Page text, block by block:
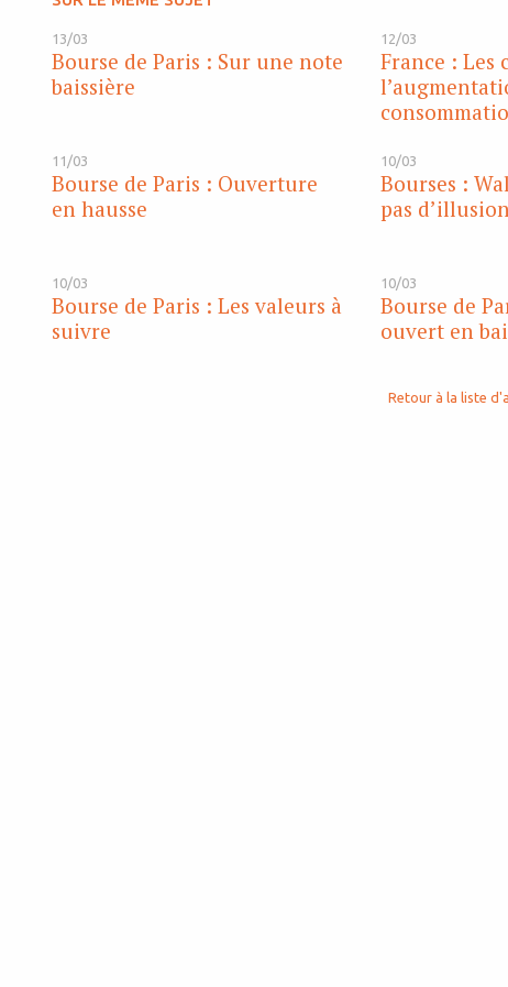
13/03
Bourse de Paris : Sur une note
baissière
12/03
France : Les
11/03
Bourse de Paris : Ouverture
en hausse
10/03
Bourses :
pas
10/03
Bourse de Paris : Les valeurs à
suivre
10/03
Bourse de
ouvert en
Retour à la liste